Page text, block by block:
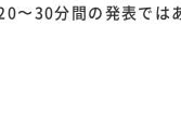
〜30分間の発表で